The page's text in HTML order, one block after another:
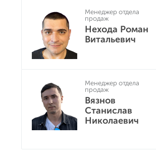
Менеджер отдела
продаж
Нехода Роман
Витальевич
Менеджер отдела
продаж
Вязнов
Станислав
Николаевич